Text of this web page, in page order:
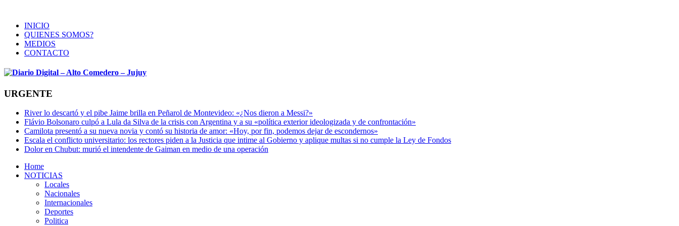
INICIO
QUIENES SOMOS?
MEDIOS
CONTACTO
URGENTE
River lo descartó y el pibe Jaime brilla en Peñarol de Montevideo: «¿Nos dieron a Messi?»
Flávio Bolsonaro culpó a Lula da Silva de la crisis con Argentina y a su «política exterior ideologizada y de confrontación»
Camilota presentó a su nueva novia y contó su historia de amor: «Hoy, por fin, podemos dejar de escondernos»
Escala el conflicto universitario: los rectores piden a la Justicia que intime al Gobierno y aplique multas si no cumple la Ley de Fondos
Dolor en Chubut: murió el intendente de Gaiman en medio de una operación
Home
NOTICIAS
Locales
Nacionales
Internacionales
Deportes
Politica